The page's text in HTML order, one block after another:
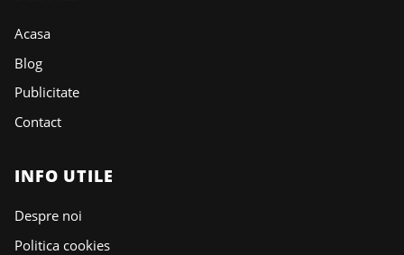
Acasa
Blog
Publicitate
Contact
INFO UTILE
Despre noi
Politica cookies